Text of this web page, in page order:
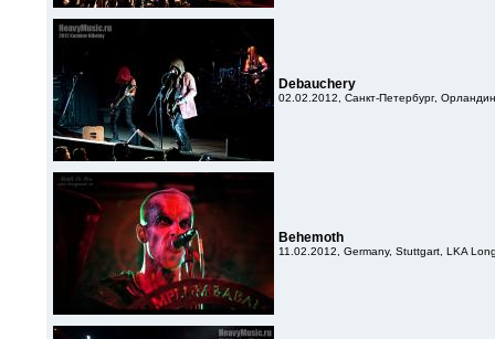
Debauchery
02.02.2012, Санкт-Петербург,
Behemoth
11.02.2012, Germany, Stuttgart, LKA